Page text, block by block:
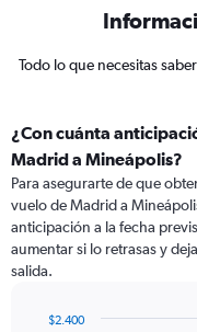
Todo lo que necesitas
¿Con cuánta
Madrid a Mineápolis?
Para asegurarte de que
vuelo de Madrid a
anticipación a la fecha
aumentar si lo retrasas y
salida.
$2.400